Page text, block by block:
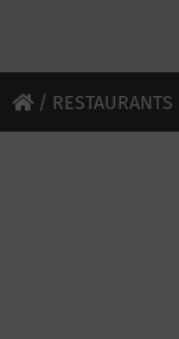
/ RESTAURANTS